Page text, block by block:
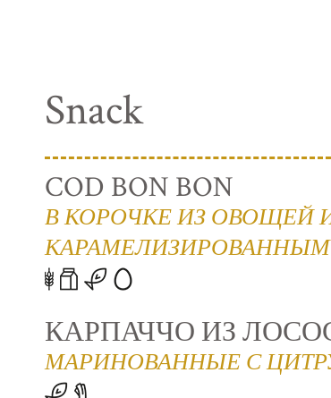
Snack
COD BON BON
В КОРОЧКЕ ИЗ ОВОЩЕЙ
КАРПАЧЧО ИЗ
МАРИНОВАННЫЕ С